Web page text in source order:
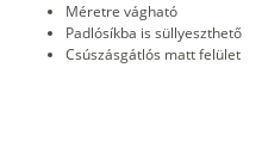
Méretre vágható
Padlósíkba is süllyeszthető
Csúszásgátlós matt felület